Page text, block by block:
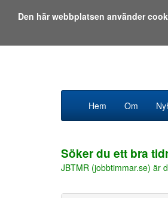
Hem Om
Söker du ett bra
JBTMR (jobbtimmar.se) är
Den här webbplatsen använder